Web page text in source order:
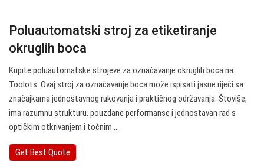
Poluautomatski stroj za etiketiranje
okruglih boca
Kupite poluautomatske strojeve za označavanje okruglih boca na
Toolots. Ovaj stroj za označavanje boca može ispisati jasne riječi sa
značajkama jednostavnog rukovanja i praktičnog održavanja. Štoviše,
ima razumnu strukturu, pouzdane performanse i jednostavan rad s
optičkim otkrivanjem i točnim ...
Get Best Quote